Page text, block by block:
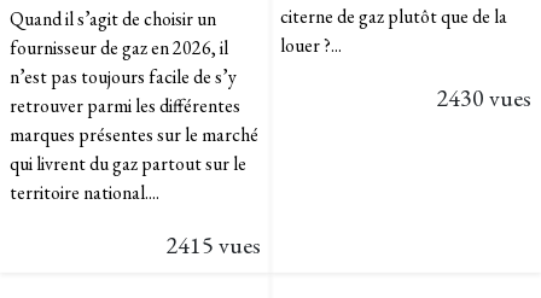
Quand il s’agit de choisir un
fournisseur de gaz en 2026, il
n’est pas toujours facile de s’y
retrouver parmi les différentes
marques présentes sur le marché
qui livrent du gaz partout sur le
territoire national....
2415 vues
citerne de gaz plutôt que de la
louer ?...
2430 vues